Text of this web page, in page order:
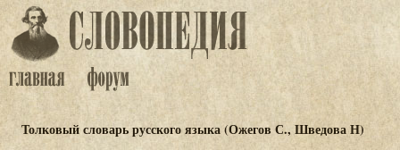
Толковый словарь русского языка (Ожегов С., Шведова Н)